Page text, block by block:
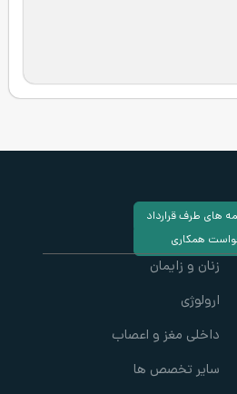
های طرف قرارداد
همکاری
زنان و زایمان
ارولوژی
داخلی مغز و اعصاب
سایر تخصص ها